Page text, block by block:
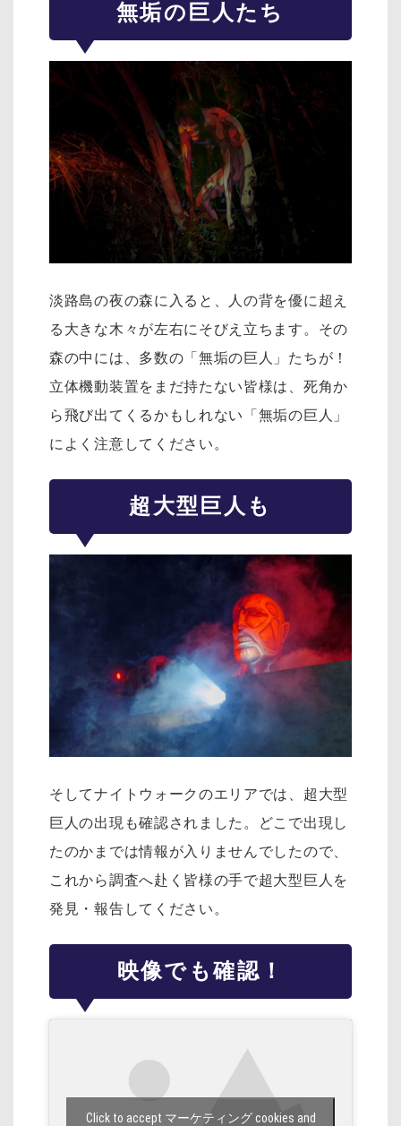
無垢の巨人たち
淡路島の夜の森に入ると、人の背を優に超え
る大きな木々が左右にそびえ立ちます。その
森の中には、多数の「無垢の巨人」たちが！
立体機動装置をまだ持たない皆様は、死角か
ら飛び出てくるかもしれない「無垢の巨人」
によく注意してください。
超大型巨人も
そしてナイトウォークのエリアでは、超大型
巨人の出現も確認されました。どこで出現し
たのかまでは情報が入りませんでしたので、
これから調査へ赴く皆様の手で超大型巨人を
発見・報告してください。
映像でも確認！
Click to accept マーケティング cookies and